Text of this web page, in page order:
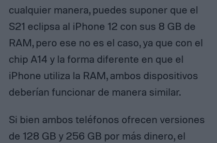
cualquier manera, puedes suponer que el
S21 eclipsa al iPhone 12 con sus 8 GB de
RAM, pero ese no es el caso, ya que con el
chip A14 y la forma diferente en que el
iPhone utiliza la RAM, ambos dispositivos
deberían funcionar de manera similar.
Si bien ambos teléfonos ofrecen versiones
de 128 GB y 256 GB por más dinero, el